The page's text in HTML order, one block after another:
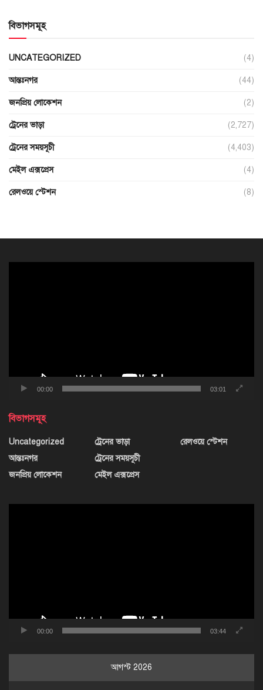
বিভাগসমূহ
UNCATEGORIZED (4)
আন্তঃনগর (44)
জনপ্রিয় লোকেশন (2)
ট্রেনের ভাড়া (2,727)
ট্রেনের সময়সূচী (4,403)
মেইল এক্সপ্রেস (4)
রেলওয়ে স্টেশন (8)
00:00 03:01
বিভাগসমূহ
Uncategorized
আন্তঃনগর
জনপ্রিয় লোকেশন
ট্রেনের ভাড়া
ট্রেনের সময়সূচী
মেইল এক্সপ্রেস
রেলওয়ে স্টেশন
00:00 03:44
আগস্ট 2026